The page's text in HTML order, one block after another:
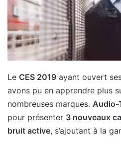
Le CES 2019 ayant ouvert
avons pu en apprendre plus
nombreuses marques. Audio-
pour présenter 3 nouveaux
bruit active, s’ajoutant à la